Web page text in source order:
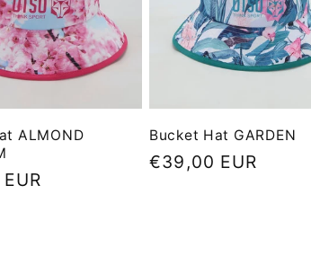
ALMOND
Bucket Hat GARDEN
Precio
€39,00 EUR